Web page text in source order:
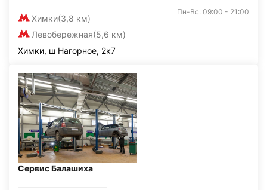
Химки(3,8 км)
Левобережная(5,6 км)
Пн-Вс: 09:00 - 21:00
Химки, ш Нагорное, 2к7
Сервис Балашиха